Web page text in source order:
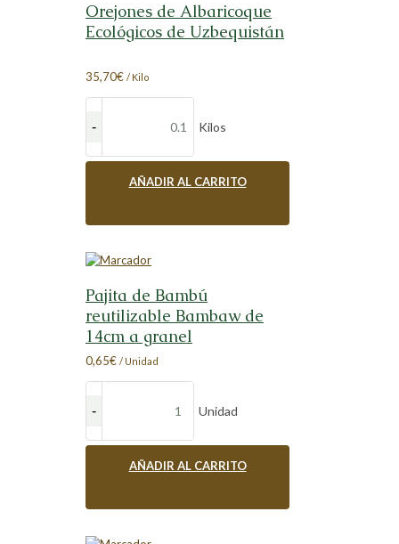
Orejones de Albaricoque
Ecológicos de Uzbequistán
35,70€ / Kilo
Kilos
AÑADIR AL CARRITO
Pajita de Bambú
reutilizable Bambaw de
14cm a granel
0,65€ / Unidad
Unidad
AÑADIR AL CARRITO